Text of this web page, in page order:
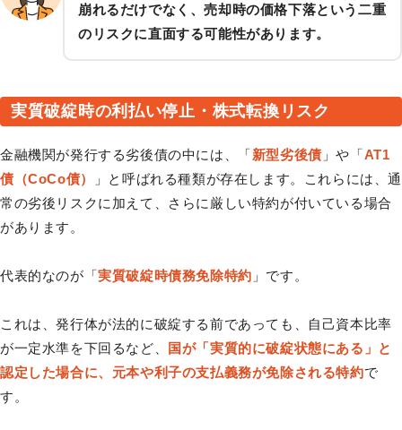
崩れるだけでなく、売却時の価格下落という二重
のリスクに直面する可能性があります。
実質破綻時の利払い停止・株式転換リスク
金融機関が発行する劣後債の中には、「新型劣後債」や「AT1
債（CoCo債）
」と呼ばれる種類が存在します。これらには、通
常の劣後リスクに加えて、さらに厳しい特約が付いている場合
があります。
代表的なのが「実質破綻時債務免除特約 」です。
これは、発行体が法的に破綻する前であっても、自己資本比率
が一定水準を下回るなど、
国が「実質的に破綻状態にある」と
認定した場合に、元本や利子の支払義務が免除される特約で
す。